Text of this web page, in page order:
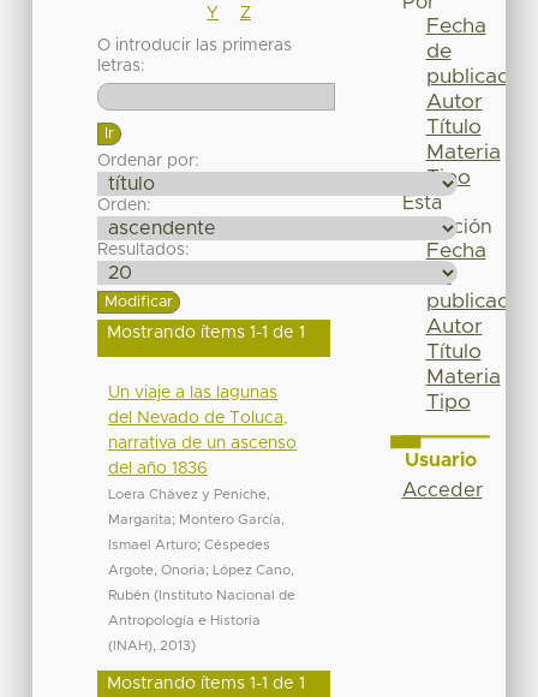
Y
Z
O introducir las primeras
letras:
Ordenar por:
Orden:
Resultados:
Mostrando ítems 1-1 de 1
Un viaje a las lagunas
del Nevado de Toluca,
narrativa de un ascenso
del año 1836
Loera Chávez y Peniche,
Margarita; Montero García,
Ismael Arturo; Céspedes
Argote, Onoria;
López Cano,
Rubén (Instituto Nacional de
Antropología e Historia
(INAH), 2013)
Mostrando ítems 1-1 de 1
Fecha
de
publicación
Autor
Título
Materia
Tipo
Esta
colección
Fecha
de
publicación
Autor
Título
Materia
Tipo
Usuario
Acceder